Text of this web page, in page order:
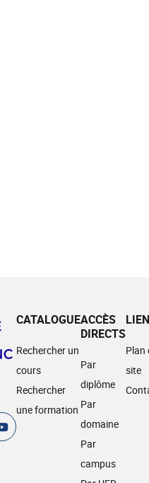
CATALOGUE
Rechercher un
cours
Rechercher
une formation
ACCÈS
DIRECTS
Par
diplôme
Par
domaine
Par
campus
Plan
site